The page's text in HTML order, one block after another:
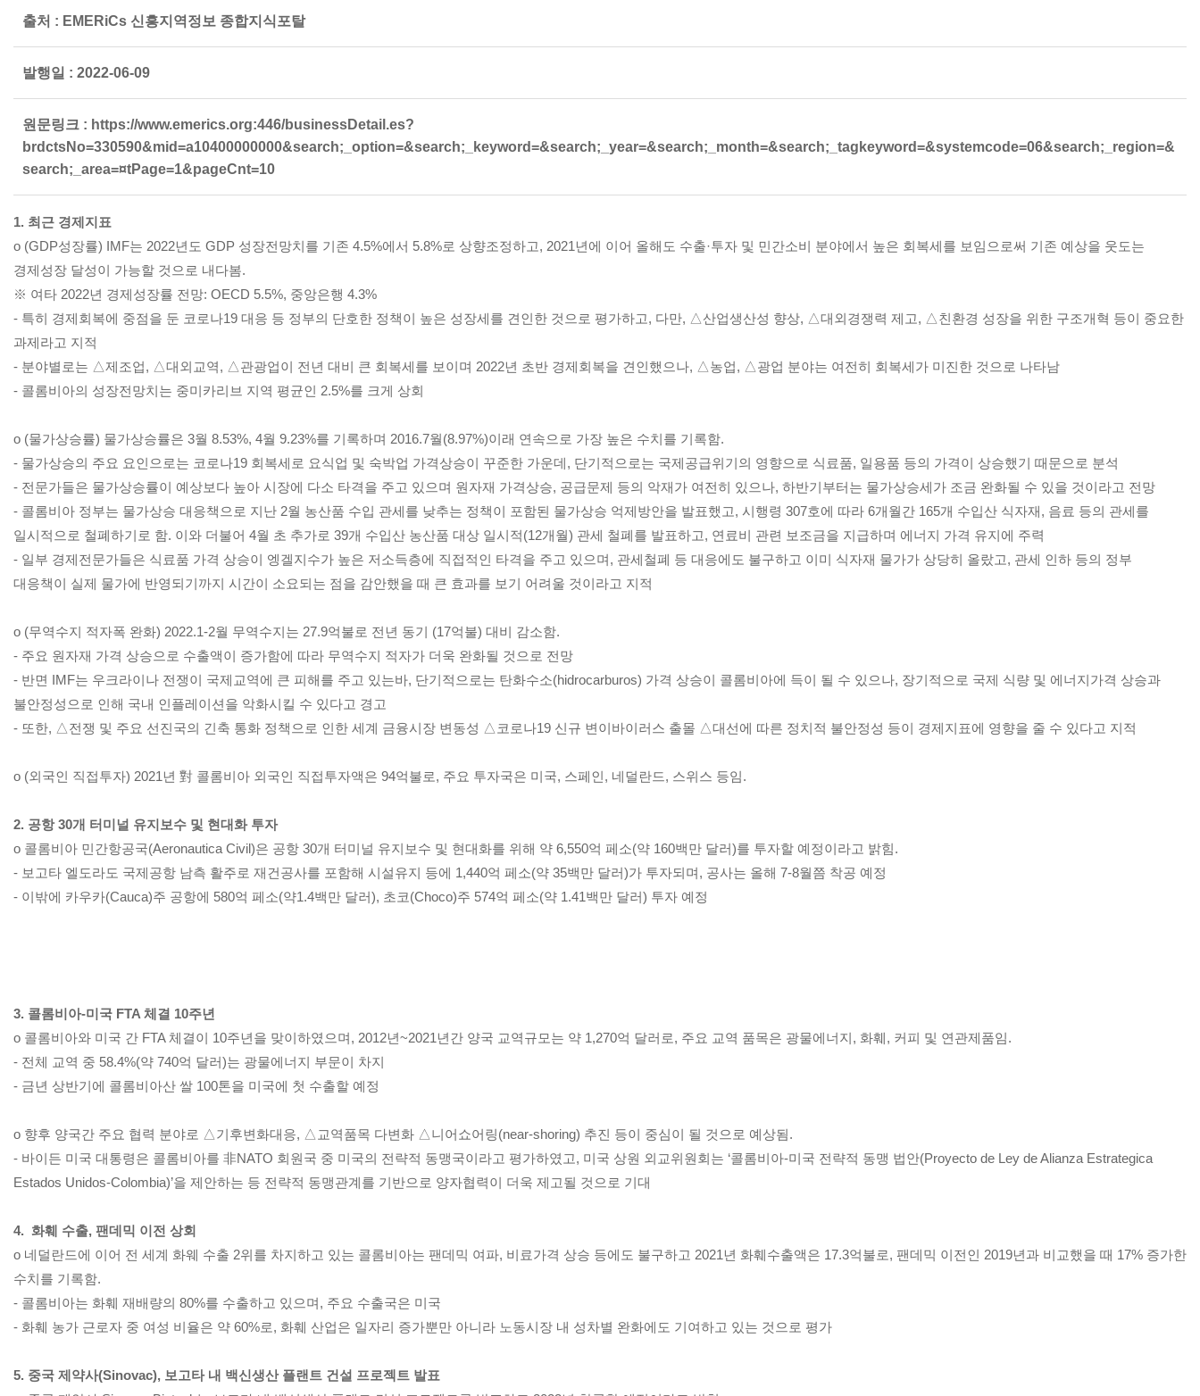
출처 : EMERiCs 신흥지역정보 종합지식포탈
발행일 : 2022-06-09
원문링크 : https://www.emerics.org:446/businessDetail.es?
brdctsNo=330590&mid=a10400000000&search;_option=&search;_keyword=&search;_year=&search;_month=&search;_tagkeyword=&systemcode=06&search;_region=&
search;_area=¤tPage=1&pageCnt=10
1. 최근 경제지표
o (GDP성장률) IMF는 2022년도 GDP 성장전망치를 기존 4.5%에서 5.8%로 상향조정하고, 2021년에 이어 올해도 수출·투자 및 민간소비 분야에서 높은 회복세를 보임으로써 기존 예상을 웃도는
경제성장 달성이 가능할 것으로 내다봄.
※ 여타 2022년 경제성장률 전망: OECD 5.5%, 중앙은행 4.3%
- 특히 경제회복에 중점을 둔 코로나19 대응 등 정부의 단호한 정책이 높은 성장세를 견인한 것으로 평가하고, 다만, △산업생산성 향상, △대외경쟁력 제고, △친환경 성장을 위한 구조개혁 등이 중요한
과제라고 지적
- 분야별로는 △제조업, △대외교역, △관광업이 전년 대비 큰 회복세를 보이며 2022년 초반 경제회복을 견인했으나, △농업, △광업 분야는 여전히 회복세가 미진한 것으로 나타남
- 콜롬비아의 성장전망치는 중미카리브 지역 평균인 2.5%를 크게 상회
o (물가상승률) 물가상승률은 3월 8.53%, 4월 9.23%를 기록하며 2016.7월(8.97%)이래 연속으로 가장 높은 수치를 기록함.
- 물가상승의 주요 요인으로는 코로나19 회복세로 요식업 및 숙박업 가격상승이 꾸준한 가운데, 단기적으로는 국제공급위기의 영향으로 식료품, 일용품 등의 가격이 상승했기 때문으로 분석
- 전문가들은 물가상승률이 예상보다 높아 시장에 다소 타격을 주고 있으며 원자재 가격상승, 공급문제 등의 악재가 여전히 있으나, 하반기부터는 물가상승세가 조금 완화될 수 있을 것이라고 전망
- 콜롬비아 정부는 물가상승 대응책으로 지난 2월 농산품 수입 관세를 낮추는 정책이 포함된 물가상승 억제방안을 발표했고, 시행령 307호에 따라 6개월간 165개 수입산 식자재, 음료 등의 관세를
일시적으로 철폐하기로 함. 이와 더불어 4월 초 추가로 39개 수입산 농산품 대상 일시적(12개월) 관세 철폐를 발표하고, 연료비 관련 보조금을 지급하며 에너지 가격 유지에 주력
- 일부 경제전문가들은 식료품 가격 상승이 엥겔지수가 높은 저소득층에 직접적인 타격을 주고 있으며, 관세철폐 등 대응에도 불구하고 이미 식자재 물가가 상당히 올랐고, 관세 인하 등의 정부
대응책이 실제 물가에 반영되기까지 시간이 소요되는 점을 감안했을 때 큰 효과를 보기 어려울 것이라고 지적
o (무역수지 적자폭 완화) 2022.1-2월 무역수지는 27.9억불로 전년 동기 (17억불) 대비 감소함.
- 주요 원자재 가격 상승으로 수출액이 증가함에 따라 무역수지 적자가 더욱 완화될 것으로 전망
- 반면 IMF는 우크라이나 전쟁이 국제교역에 큰 피해를 주고 있는바, 단기적으로는 탄화수소(hidrocarburos) 가격 상승이 콜롬비아에 득이 될 수 있으나, 장기적으로 국제 식량 및 에너지가격 상승과
불안정성으로 인해 국내 인플레이션을 악화시킬 수 있다고 경고
- 또한, △전쟁 및 주요 선진국의 긴축 통화 정책으로 인한 세계 금융시장 변동성 △코로나19 신규 변이바이러스 출몰 △대선에 따른 정치적 불안정성 등이 경제지표에 영향을 줄 수 있다고 지적
o (외국인 직접투자) 2021년 對 콜롬비아 외국인 직접투자액은 94억불로, 주요 투자국은 미국, 스페인, 네덜란드, 스위스 등임.
2. 공항 30개 터미널 유지보수 및 현대화 투자
o 콜롬비아 민간항공국(Aeronautica Civil)은 공항 30개 터미널 유지보수 및 현대화를 위해 약 6,550억 페소(약 160백만 달러)를 투자할 예정이라고 밝힘.
- 보고타 엘도라도 국제공항 남측 활주로 재건공사를 포함해 시설유지 등에 1,440억 페소(약 35백만 달러)가 투자되며, 공사는 올해 7-8월쯤 착공 예정
- 이밖에 카우카(Cauca)주 공항에 580억 페소(약1.4백만 달러), 초코(Choco)주 574억 페소(약 1.41백만 달러) 투자 예정
3. 콜롬비아-미국 FTA 체결 10주년
o 콜롬비아와 미국 간 FTA 체결이 10주년을 맞이하였으며, 2012년~2021년간 양국 교역규모는 약 1,270억 달러로, 주요 교역 품목은 광물에너지, 화훼, 커피 및 연관제품임.
- 전체 교역 중 58.4%(약 740억 달러)는 광물에너지 부문이 차지
- 금년 상반기에 콜롬비아산 쌀 100톤을 미국에 첫 수출할 예정
o 향후 양국간 주요 협력 분야로 △기후변화대응, △교역품목 다변화 △니어쇼어링(near-shoring) 추진 등이 중심이 될 것으로 예상됨.
- 바이든 미국 대통령은 콜롬비아를 非NATO 회원국 중 미국의 전략적 동맹국이라고 평가하였고, 미국 상원 외교위원회는 ‘콜롬비아-미국 전략적 동맹 법안(Proyecto de Ley de Alianza Estrategica
Estados Unidos-Colombia)’을 제안하는 등 전략적 동맹관계를 기반으로 양자협력이 더욱 제고될 것으로 기대
4. 화훼 수출, 팬데믹 이전 상회
o 네덜란드에 이어 전 세계 화웨 수출 2위를 차지하고 있는 콜롬비아는 팬데믹 여파, 비료가격 상승 등에도 불구하고 2021년 화훼수출액은 17.3억불로, 팬데믹 이전인 2019년과 비교했을 때 17% 증가한
수치를 기록함.
- 콜롬비아는 화훼 재배량의 80%를 수출하고 있으며, 주요 수출국은 미국
- 화훼 농가 근로자 중 여성 비율은 약 60%로, 화훼 산업은 일자리 증가뿐만 아니라 노동시장 내 성차별 완화에도 기여하고 있는 것으로 평가
5. 중국 제약사(Sinovac), 보고타 내 백신생산 플랜트 건설 프로젝트 발표